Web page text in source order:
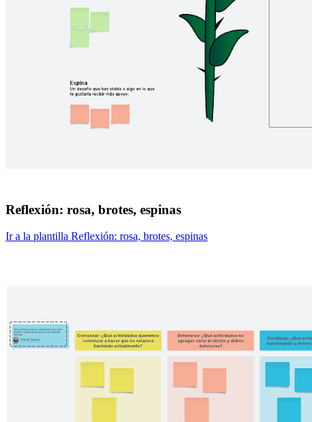
Reflexión: rosa, brotes, espinas
Ir a la plantilla Reflexión: rosa, brotes, espinas